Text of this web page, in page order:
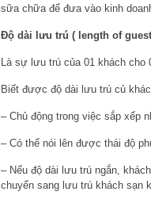
sữa chữa để đưa vào kinh
Độ dài lưu trú ( length of
Là sự lưu trú của 01 khách cho
Biết được độ dài lưu trú củ
– Chủ động trong việc sắp xếp
– Có thể nói lên được thái độ
– Nếu độ dài lưu trú ngắn,
chuyển sang lưu trú khách sạn